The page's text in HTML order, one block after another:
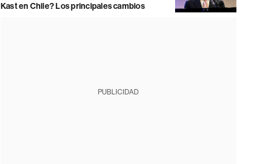
Kast en Chile? Los principales cambios
PUBLICIDAD